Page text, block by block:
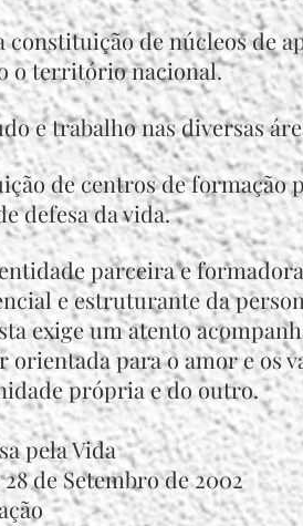
de núcleos de
o território nacional.
e trabalho nas diversas
de centros de formação
defesa da vida.
parceira e
e estruturante da
exige um atento
orientada para o amor e
própria e do outro.
pela Vida
de Setembro de 2002